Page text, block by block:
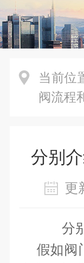
当前位
阀流程
分别
更
分
假如阀